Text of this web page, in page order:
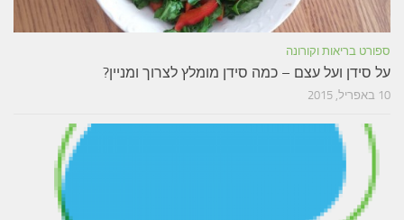
ספורט בריאות וקורונה
על סידן ועל עצם – כמה סידן מומלץ לצרוך ומניין?
10 באפריל, 2015